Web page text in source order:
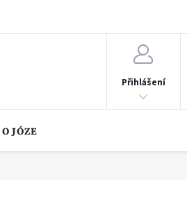
Přihlášení
JÓZE